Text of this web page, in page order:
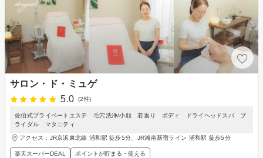
サロン・ド・ミュゲ
5.0
(2件)
佐伯式プライベートエステ 毛穴洗浄/小顔 若返り ボディ ドライヘッドスパ ブ
ライダル マタニティ
アクセス：JR京浜東北線 浦和駅 徒歩5分、JR湘南新宿ライン 浦和駅 徒歩5分
楽天スーパーDEAL ポイントが貯まる・使える